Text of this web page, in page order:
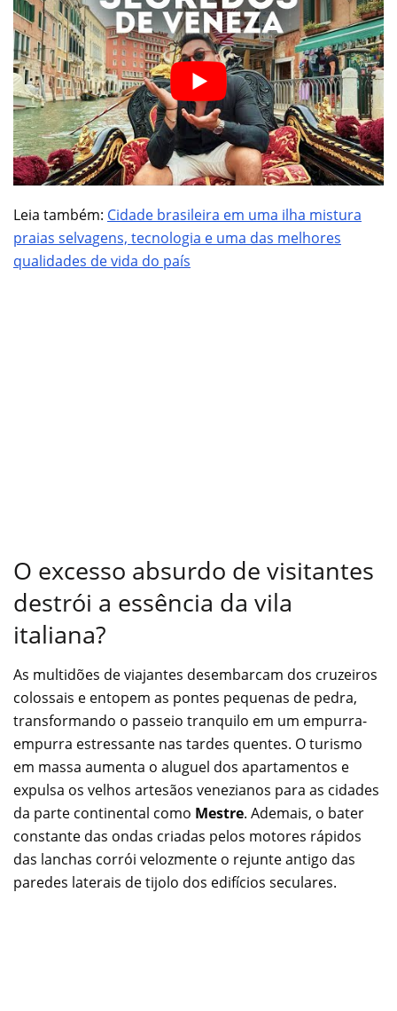
Leia também: Cidade brasileira em uma ilha mistura
praias selvagens, tecnologia e uma das melhores
qualidades de vida do país
O excesso absurdo de visitantes
destrói a essência da vila
italiana?
As multidões de viajantes desembarcam dos cruzeiros
colossais e entopem as pontes pequenas de pedra,
transformando o passeio tranquilo em um empurra-
empurra estressante nas tardes quentes. O turismo
em massa aumenta o aluguel dos apartamentos e
expulsa os velhos artesãos venezianos para as cidades
da parte continental como Mestre. Ademais, o bater
constante das ondas criadas pelos motores rápidos
das lanchas corrói velozmente o rejunte antigo das
paredes laterais de tijolo dos edifícios seculares.